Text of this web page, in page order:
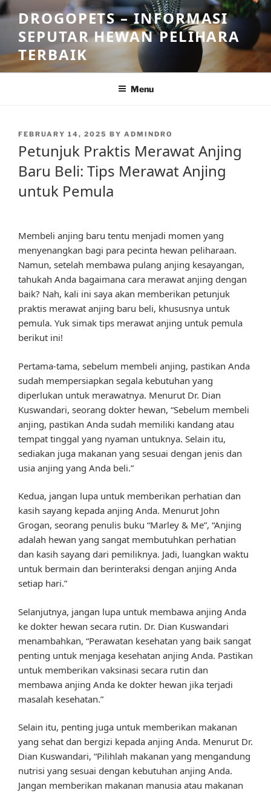
Skip
to
content
DROGOPETS – INFORMASI
SEPUTAR HEWAN PELIHARA
TERBAIK
Menu
POSTED
FEBRUARY 14, 2025 BY ADMINDRO
Petunjuk Praktis Merawat Anjing
Baru Beli: Tips Merawat Anjing
untuk Pemula
Membeli anjing baru tentu menjadi momen yang
menyenangkan bagi para pecinta hewan peliharaan.
Namun, setelah membawa pulang anjing kesayangan,
tahukah Anda bagaimana cara merawat anjing dengan
baik? Nah, kali ini saya akan memberikan petunjuk
praktis merawat anjing baru beli, khususnya untuk
pemula. Yuk simak tips merawat anjing untuk pemula
berikut ini!
Pertama-tama, sebelum membeli anjing, pastikan Anda
sudah mempersiapkan segala kebutuhan yang
diperlukan untuk merawatnya. Menurut Dr. Dian
Kuswandari, seorang dokter hewan, “Sebelum membeli
anjing, pastikan Anda sudah memiliki kandang atau
tempat tinggal yang nyaman untuknya. Selain itu,
sediakan juga makanan yang sesuai dengan jenis dan
usia anjing yang Anda beli.”
Kedua, jangan lupa untuk memberikan perhatian dan
kasih sayang kepada anjing Anda. Menurut John
Grogan, seorang penulis buku “Marley & Me”, “Anjing
adalah hewan yang sangat membutuhkan perhatian
dan kasih sayang dari pemiliknya. Jadi, luangkan waktu
untuk bermain dan berinteraksi dengan anjing Anda
setiap hari.”
Selanjutnya, jangan lupa untuk membawa anjing Anda
ke dokter hewan secara rutin. Dr. Dian Kuswandari
menambahkan, “Perawatan kesehatan yang baik sangat
penting untuk menjaga kesehatan anjing Anda. Pastikan
untuk memberikan vaksinasi secara rutin dan
membawa anjing Anda ke dokter hewan jika terjadi
masalah kesehatan.”
Selain itu, penting juga untuk memberikan makanan
yang sehat dan bergizi kepada anjing Anda. Menurut Dr.
Dian Kuswandari, “Pilihlah makanan yang mengandung
nutrisi yang sesuai dengan kebutuhan anjing Anda.
Jangan memberikan makanan manusia atau makanan